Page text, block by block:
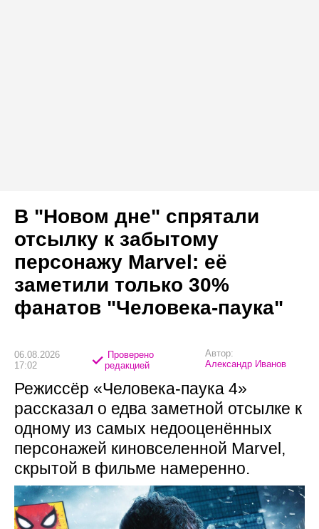
В "Новом дне" спрятали
отсылку к забытому
персонажу Marvel: её
заметили только 30%
фанатов "Человека-паука"
06.08.2026
17:02
Проверено
редакцией
Автор:
Александр Иванов
Режиссёр «Человека-паука 4»
рассказал о едва заметной отсылке к
одному из самых недооценённых
персонажей киновселенной Marvel,
скрытой в фильме намеренно.